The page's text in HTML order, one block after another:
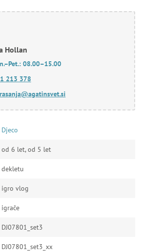
Hollan
08.00–15.00
213 378
Djeco
od 6 let, od 5 let
dekletu
igro vlog
igrače
DJ07801_set3
DJ07801_set3_xx